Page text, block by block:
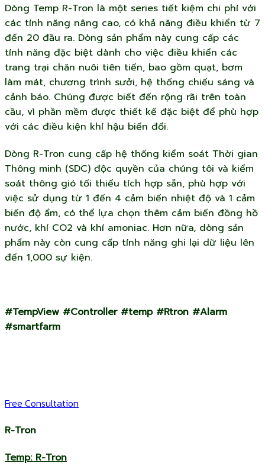
Dòng Temp R-Tron là một series tiết kiệm chi phí với
các tính năng nâng cao, có khả năng điều khiển từ 7
đến 20 đầu ra. Dòng sản phẩm này cung cấp các
tính năng đặc biệt dành cho việc điều khiển các
trang trại chăn nuôi tiên tiến, bao gồm quạt, bơm
làm mát, chương trình sưởi, hệ thống chiếu sáng và
cảnh báo. Chúng được biết đến rộng rãi trên toàn
cầu, vì phần mềm được thiết kế đặc biệt để phù hợp
với các điều kiện khí hậu biến đổi.
Dòng R-Tron cung cấp hệ thống kiểm soát Thời gian
Thông minh (SDC) độc quyền của chúng tôi và kiểm
soát thông gió tối thiểu tích hợp sẵn, phù hợp với
việc sử dụng từ 1 đến 4 cảm biến nhiệt độ và 1 cảm
biến độ ẩm, có thể lựa chọn thêm cảm biến đồng hồ
nước, khí CO2 và khí amoniac. Hơn nữa, dòng sản
phẩm này còn cung cấp tính năng ghi lại dữ liệu lên
đến 1,000 sự kiện.
#TempView #Controller #temp #Rtron #Alarm
#smartfarm
Free Consultation
R-Tron
Temp: R-Tron